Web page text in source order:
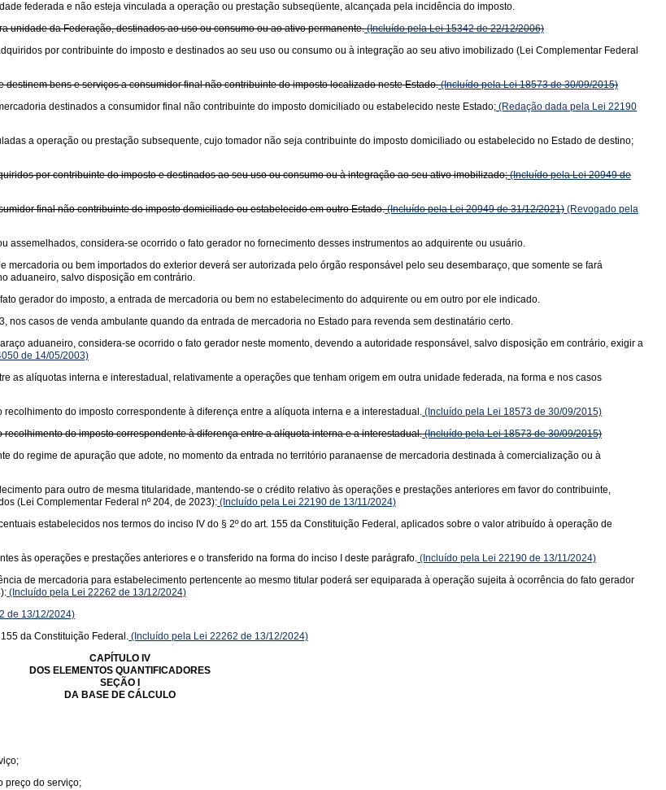
federada e não esteja vinculada a operação ou prestação subseqüente, alcançada pela incidência do imposto.
unidade da Federação, destinados ao uso ou consumo ou ao ativo permanente.(Incluído pela Lei 15342 de 22/12/2006)
por contribuinte do imposto e destinados ao seu uso ou consumo ou à integração ao seu ativo imobilizado (Lei Complementar Federal
bens e serviços a consumidor final não contribuinte do imposto localizado neste Estado.(Incluído pela Lei 18573 de 30/09/2015)
destinados a consumidor final não contribuinte do imposto domiciliado ou estabelecido neste Estado; (Redação dada pela Lei 22190
a operação ou prestação subsequente, cujo tomador não seja contribuinte do imposto domiciliado ou estabelecido no Estado de destino;
por contribuinte do imposto e destinados ao seu uso ou consumo ou à integração ao seu ativo imobilizado;(Incluído pela Lei 20949 de
final não contribuinte do imposto domiciliado ou estabelecido em outro Estado.(Incluído pela Lei 20949 de 31/12/2021) (Revogado pela
considera-se ocorrido o fato gerador no fornecimento desses instrumentos ao adquirente ou usuário.
ou bem importados do exterior deverá ser autorizada pelo órgão responsável pelo seu desembaraço, que somente se fará
aduaneiro, salvo disposição em contrário.
gerador do imposto, a entrada de mercadoria ou bem no estabelecimento do adquirente ou em outro por ele indicado.
casos de venda ambulante quando da entrada de mercadoria no Estado para revenda sem destinatário certo.
aduaneiro, considera-se ocorrido o fato gerador neste momento, devendo a autoridade responsável, salvo disposição em contrário, exigir a
de 14/05/2003)
as alíquotas interna e interestadual, relativamente a operações que tenham origem em outra unidade federada, na forma e nos casos
do imposto correspondente à diferença entre a alíquota interna e a interestadual. (Incluído pela Lei 18573 de 30/09/2015)
do imposto correspondente à diferença entre a alíquota interna e a interestadual.(Incluído pela Lei 18573 de 30/09/2015)
do regime de apuração que adote, no momento da entrada no território paranaense de mercadoria destinada à comercialização ou à
para outro de mesma titularidade, mantendo-se o crédito relativo às operações e prestações anteriores em favor do contribuinte,
(Lei Complementar Federal nº 204, de 2023): (Incluído pela Lei 22190 de 13/11/2024)
estabelecidos nos termos do inciso IV do § 2º do art. 155 da Constituição Federal, aplicados sobre o valor atribuído à operação de
às operações e prestações anteriores e o transferido na forma do inciso I deste parágrafo. (Incluído pela Lei 22190 de 13/11/2024)
de mercadoria para estabelecimento pertencente ao mesmo titular poderá ser equiparada à operação sujeita à ocorrência do fato gerador
(Incluído pela Lei 22262 de 13/12/2024)
de 13/12/2024)
da Constituição Federal. (Incluído pela Lei 22262 de 13/12/2024)
CAPÍTULO IV
DOS ELEMENTOS QUANTIFICADORES
SEÇÃO I
DA BASE DE CÁLCULO
preço do serviço;